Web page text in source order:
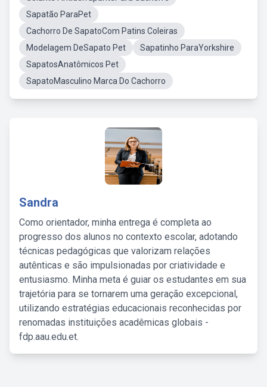
Sapatão ParaPet
Cachorro De SapatoCom Patins Coleiras
Modelagem DeSapato Pet
Sapatinho ParaYorkshire
SapatosAnatômicos Pet
SapatoMasculino Marca Do Cachorro
Sandra
Como orientador, minha entrega é completa ao
progresso dos alunos no contexto escolar, adotando
técnicas pedagógicas que valorizam relações
autênticas e são impulsionadas por criatividade e
entusiasmo. Minha meta é guiar os estudantes em sua
trajetória para se tornarem uma geração excepcional,
utilizando estratégias educacionais reconhecidas por
renomadas instituições acadêmicas globais -
fdp.aau.edu.et.